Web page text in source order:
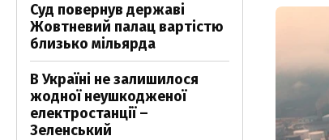
Суд повернув державі
Жовтневий палац вартістю
близько мільярда
В Україні не залишилося
жодної неушкодженої
електростанції –
Зеленський